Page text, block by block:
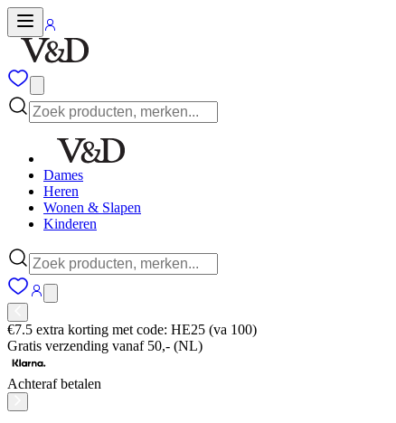
Dames
Heren
Wonen & Slapen
Kinderen
€7.5 extra korting met code: HE25 (va 100)
Gratis verzending vanaf 50,- (NL)
Achteraf betalen